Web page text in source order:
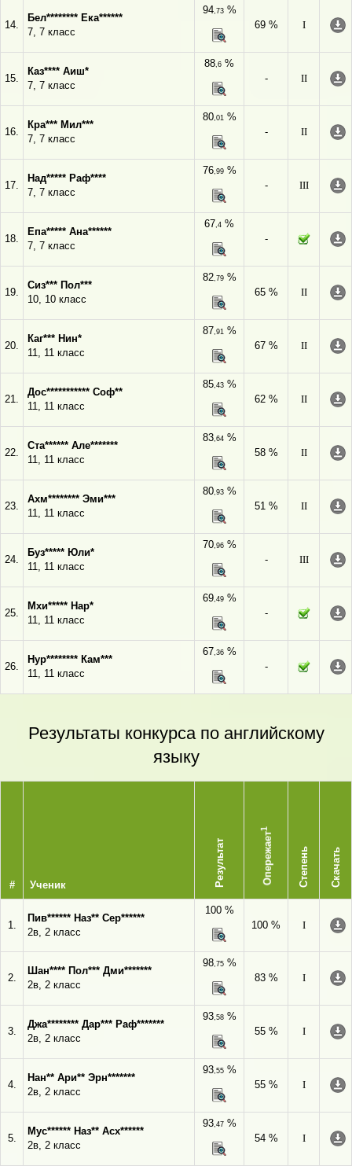
14.
Бел******** Ека******
7, 7 класс
94,73%
69 %
I
15.
Каз**** Аиш*
7, 7 класс
88,6 %
-
II
16.
Кра*** Мил***
7, 7 класс
80,01%
-
II
17.
Над***** Раф****
7, 7 класс
76,99%
-
III
18.
Епа***** Ана******
7, 7 класс
67,4 %
-
19.
Сиз*** Пол***
10, 10 класс
82,79%
65 %
II
20.
Каг*** Нин*
11, 11 класс
87,91%
67 %
II
21.
Дос*********** Соф**
11, 11 класс
85,43%
62 %
II
22.
Ста****** Але*******
11, 11 класс
83,64%
58 %
II
23.
Ахм******** Эми***
11, 11 класс
80,93%
51 %
II
24.
Буз***** Юли*
11, 11 класс
70,96%
-
III
25.
Мхи***** Нар*
11, 11 класс
69,49%
-
26.
Нур******** Кам***
11, 11 класс
67,36%
-
Результаты конкурса по английскому
языку
# Ученик Результат Опережает
1
Степень Скачать
1.
Пив****** Наз** Сер******
2в, 2 класс
100 %
100 %
I
2.
Шан**** Пол*** Дми*******
2в, 2 класс
98,75%
83 %
I
3.
Джа******** Дар*** Раф*******
2в, 2 класс
93,58%
55 %
I
4.
Нан** Ари** Эрн*******
2в, 2 класс
93,55%
55 %
I
5.
Мус****** Наз** Асх******
2в, 2 класс
93,47%
54 %
I